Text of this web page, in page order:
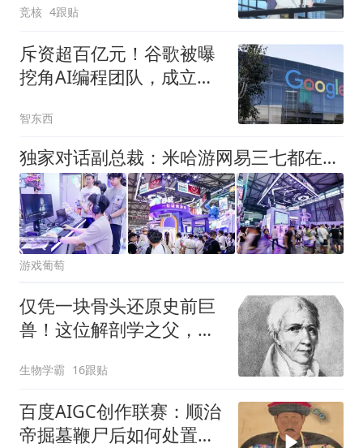
竞核 4跟贴
斥资超百亿元！谷歌被曝
挖角AI编程团队，成立近
智东西
独家对话副总裁：米哈游网易三七都在用，游戏圈幕后AI大佬现身
游戏葡萄
仅凭一块骨头还原史前巨
兽！这位解剖学之父，一
生物学霸 16跟贴
百度AIGC创作联赛：顺治
帝掘墓鞭尸后如何处置多